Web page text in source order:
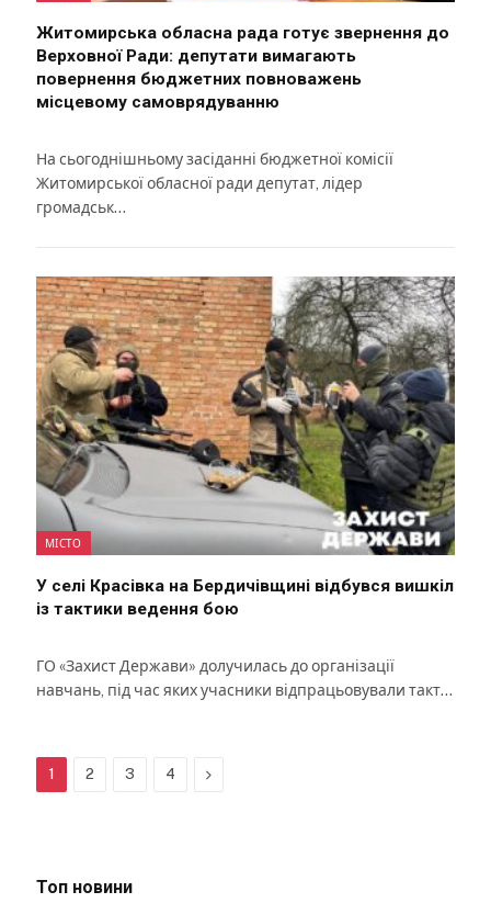
Житомирська обласна рада готує звернення до
Верховної Ради: депутати вимагають
повернення бюджетних повноважень
місцевому самоврядуванню
На сьогоднішньому засіданні бюджетної комісії
Житомирської обласної ради депутат, лідер
громадськ…
МІСТО
У селі Красівка на Бердичівщині відбувся вишкіл
із тактики ведення бою
ГО «Захист Держави» долучилась до організації
навчань, під час яких учасники відпрацьовували такт…
1 2 3 4 Next
Топ новини